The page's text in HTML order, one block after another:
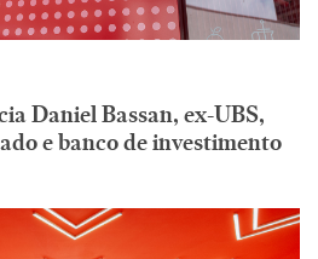
Daniel Bassan, ex-UBS,
e banco de investimento